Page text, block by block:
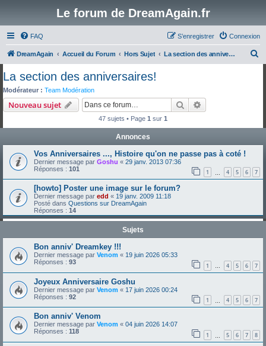
Le forum de DreamAgain.fr
FAQ Connexion
S’enregistrer
DreamAgain Accueil du Forum Hors Sujet La section des anniversaires!
e
r
La section des anniversaires!
Modérateur : Team Modération
Nouveau sujet Rechercher
47 sujets • Page 1 sur 1
Annonces
Vos Anniversaires ..., Histoire qu'on ne passe pas à coté !
Dernier message par Goshu « 29 janv. 2013 07:36
Réponses : 101 1 4 5 6 7
[howto] Poster une image sur le forum?
Dernier message par edd « 19 janv. 2009 11:18
Posté dans Questions sur DreamAgain
Réponses : 14
Sujets
Bon anniv' Dreamkey !!!
Dernier message par Venom « 19 juin 2026 05:33
Réponses : 93 1 … 4 5 6 7
Joyeux Anniversaire Goshu
Dernier message par Venom « 17 juin 2026 00:24
Réponses : 92 1 4 5 6 7
Bon anniv' Venom
Dernier message par Venom « 04 juin 2026 14:07
Réponses : 118 1 5 6 7 8